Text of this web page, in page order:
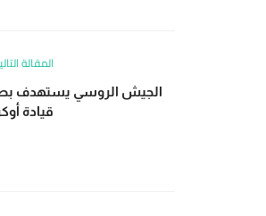
المقالة
الجيش الروسي يستهدف
قيادة